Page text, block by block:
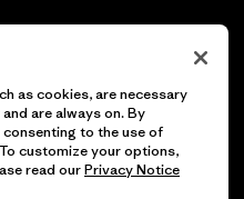
reservados.
as cookies, are necessary
are always on. By
consenting to the use of
customize your options,
read ourPrivacy Notice